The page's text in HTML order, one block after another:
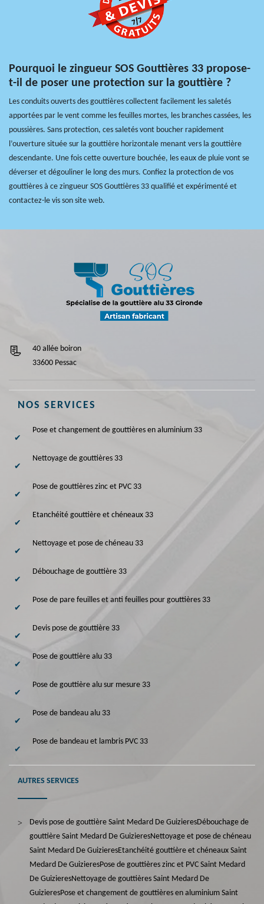
Pourquoi le zingueur SOS Gouttières 33 propose-
t-il de poser une protection sur la gouttière ?
Les conduits ouverts des gouttières collectent facilement les saletés
apportées par le vent comme les feuilles mortes, les branches cassées, les
poussières. Sans protection, ces saletés vont boucher rapidement
l’ouverture située sur la gouttière horizontale menant vers la gouttière
descendante. Une fois cette ouverture bouchée, les eaux de pluie vont se
déverser et dégouliner le long des murs. Confiez la protection de vos
gouttières à ce zingueur SOS Gouttières 33 qualifié et expérimenté et
contactez-le vis son site web.
40 allée boiron
33600 Pessac
NOS SERVICES
Pose et changement de gouttières en aluminium 33
Nettoyage de gouttières 33
Pose de gouttières zinc et PVC 33
Etanchéité gouttière et chéneaux 33
Nettoyage et pose de chéneau 33
Débouchage de gouttière 33
Pose de pare feuilles et anti feuilles pour gouttières 33
Devis pose de gouttière 33
Pose de gouttière alu 33
Pose de gouttière alu sur mesure 33
Pose de bandeau alu 33
Pose de bandeau et lambris PVC 33
AUTRES SERVICES
Devis pose de gouttière Saint Medard De GuizieresDébouchage de
gouttière Saint Medard De GuizieresNettoyage et pose de chéneau
Saint Medard De GuizieresEtanchéité gouttière et chéneaux Saint
Medard De GuizieresPose de gouttières zinc et PVC Saint Medard
De GuizieresNettoyage de gouttières Saint Medard De
GuizieresPose et changement de gouttières en aluminium Saint